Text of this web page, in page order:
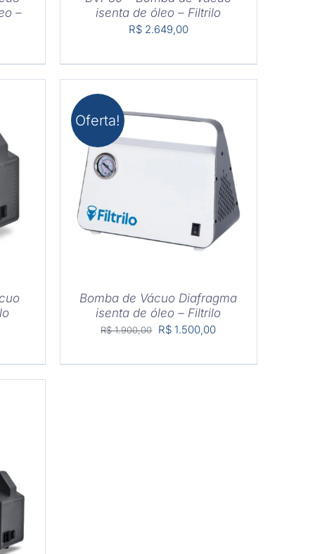
–
isenta de óleo – Filtrilo
R$2.649,00
Oferta!
COMPRAR DETALHES
Bomba de Vácuo Diafragma
isenta de óleo – Filtrilo
R$1.900,00
O
original
R$ 1.500,00O
atual